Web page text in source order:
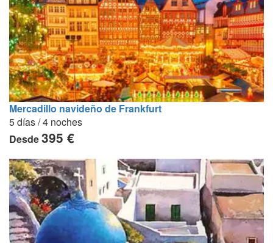
Mercadillo navideño de Frankfurt
5 días / 4 noches
Desde395 €